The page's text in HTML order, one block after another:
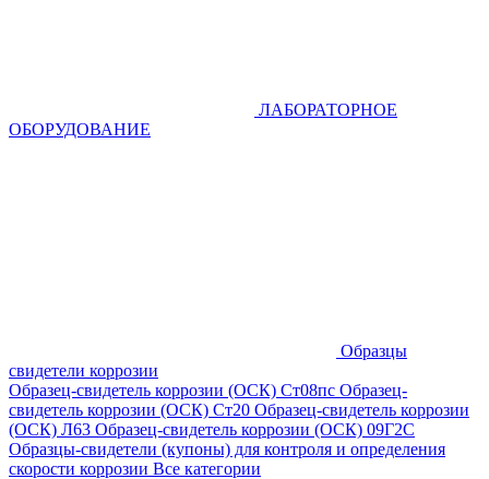
ЛАБОРАТОРНОЕ
ОБОРУДОВАНИЕ
Образцы
свидетели коррозии
Образец-свидетель коррозии (ОСК) Ст08пс Образец-
свидетель коррозии (ОСК) Ст20 Образец-свидетель коррозии
(ОСК) Л63 Образец-свидетель коррозии (ОСК) 09Г2С
Образцы-свидетели (купоны) для контроля и определения
скорости коррозии Все категории